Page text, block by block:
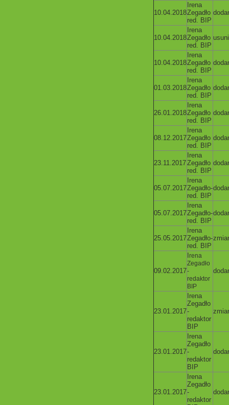
10.04.2018
Irena
Zegadło
red. BIP
10.04.2018
Irena
Zegadło
red. BIP
10.04.2018
Irena
Zegadło
red. BIP
01.03.2018
Irena
Zegadło
red. BIP
26.01.2018
Irena
Zegadło
red. BIP
08.12.2017
Irena
Zegadło
red. BIP
23.11.2017
Irena
Zegadło
red. BIP
05.07.2017
Irena
Zegadło-
red. BIP
05.07.2017
Irena
Zegadło-
red. BIP
25.05.2017
Irena
Zegadło-
red. BIP
09.02.2017
Irena
Zegadło
-
redaktor
BIP
23.01.2017
Irena
Zegadło
-
redaktor
BIP
23.01.2017
Irena
Zegadło
-
redaktor
BIP
23.01.2017
Irena
Zegadło
-
redaktor